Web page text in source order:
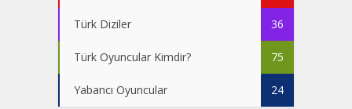
Türk Diziler 36
Türk Oyuncular Kimdir? 75
Yabancı Oyuncular 24